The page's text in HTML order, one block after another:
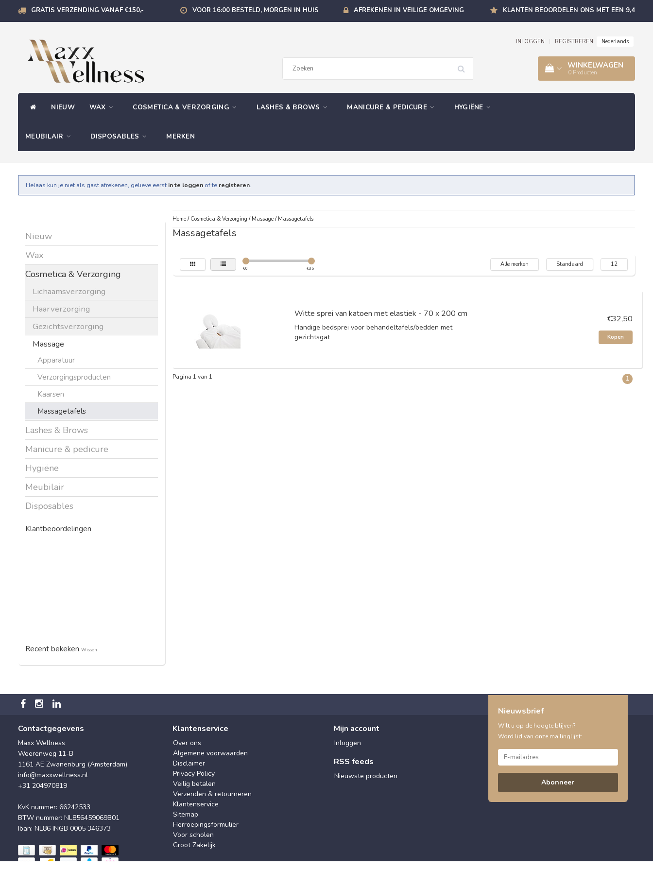
GRATIS VERZENDING VANAF €150,- VOOR 16:00 BESTELD, MORGEN IN HUIS AFREKENEN IN VEILIGE OMGEVING KLANTEN BEOORDELEN ONS MET EEN 9,4
INLOGGEN REGISTREREN Nederlands
WINKELWAGEN
0 Producten
NIEUW WAX COSMETICA & VERZORGING LASHES & BROWS MANICURE & PEDICURE HYGIËNE
MEUBILAIR DISPOSABLES MERKEN
Helaas kun je niet als gast afrekenen, gelieve eerst in te loggen of te registeren.
Nieuw
Wax
Cosmetica & Verzorging
Lichaamsverzorging
Haarverzorging
Gezichtsverzorging
Massage
Apparatuur
Verzorgingsproducten
Kaarsen
Massagetafels
Lashes & Brows
Manicure & pedicure
Hygiëne
Meubilair
Disposables
Klantbeoordelingen
Recent bekeken Wissen
Home/ Cosmetica & Verzorging / Massage/ Massagetafels
Massagetafels
€0 €35
Alle merken Standaard 12
Witte sprei van katoen met elastiek - 70 x 200 cm
Handige bedsprei voor behandeltafels/bedden met
gezichtsgat
€32,50
Kopen
Pagina 1 van 1 1
Contactgegevens
Maxx Wellness
Weerenweg 11-B
1161 AE Zwanenburg (Amsterdam)
info@maxxwellness.nl
+31 204970819
KvK nummer: 66242533
BTW nummer: NL856459069B01
Iban: NL86 INGB 0005 346373
Klantenservice
Over ons
Algemene voorwaarden
Disclaimer
Privacy Policy
Veilig betalen
Verzenden & retourneren
Klantenservice
Sitemap
Herroepingsformulier
Voor scholen
Groot Zakelijk
Mijn account
Inloggen
RSS feeds
Nieuwste producten
Nieuwsbrief
Wilt u op de hoogte blijven?
Word lid van onze mailinglijst:
Abonneer